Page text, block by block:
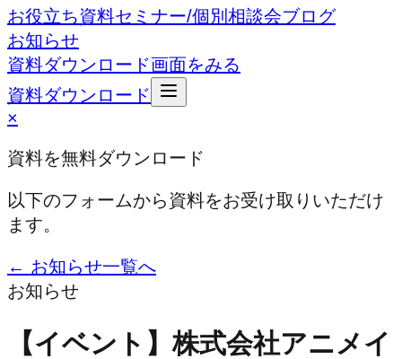
お役立ち資料セミナー/個別相談会ブログ
お知らせ
資料ダウンロード画面をみる
資料ダウンロード
×
資料を無料ダウンロード
以下のフォームから資料をお受け取りいただけ
ます。
← お知らせ一覧へ
お知らせ
【イベント】株式会社アニメイ